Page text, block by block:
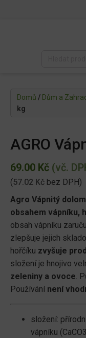
Domů / Dům a
kg
AGRO
69.00 Kč (vč.
(57.02 Kč bez DPH)
Agro Vápnitý
obsahem vápníku,
obsah vápníku
zlepšuje jejich
hořčíku zvyšuje
složení je hnojivo
zeleniny a ovoce.
Používání není
složení:
vápníku